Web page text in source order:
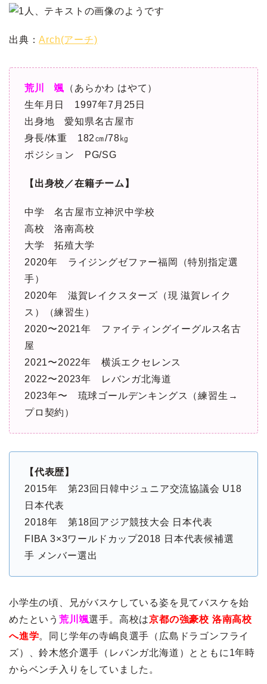
出典：Arch(アーチ)
荒川 颯 （あらかわ はやて）
生年月日 1997年7月25日
出身地 愛知県名古屋市
身長/体重 182㎝/78㎏
ポジション PG/SG
【出身校／在籍チーム】
中学 名古屋市立神沢中学校
高校 洛南高校
大学 拓殖大学
2020年 ライジングゼファー福岡（特別指定選
手）
2020年 滋賀レイクスターズ（現 滋賀レイク
ス）（練習生）
2020〜2021年 ファイティングイーグルス名古
屋
2021〜2022年 横浜エクセレンス
2022〜2023年 レバンガ北海道
2023年〜 琉球ゴールデンキングス（練習生→
プロ契約）
【代表歴】
2015年 第23回日韓中ジュニア交流協議会 U18
日本代表
2018年 第18回アジア競技大会 日本代表
FIBA 3×3ワールドカップ2018 日本代表候補選
手 メンバー選出
小学生の頃、兄がバスケしている姿を見てバスケを始
めたという 荒川颯選手。高校は京都の強豪校 洛南高校
へ進学。同じ学年の寺嶋良選手（広島ドラゴンフライ
ズ）、鈴木悠介選手（レバンガ北海道）とともに1年時
からベンチ入りをしていました。